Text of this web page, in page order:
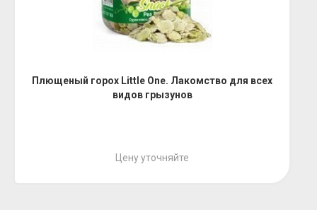
Плющеный горох Little One. Лакомство для всех
видов грызунов
Цену уточняйте